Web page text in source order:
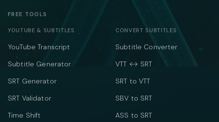
FREE TOOLS
YOUTUBE & SUBTITLES
YouTube Transcript
Subtitle Generator
SRT Generator
SRT Validator
Time Shift
CONVERT SUBTITLES
Subtitle Converter
VTT ↔ SRT
SRT to VTT
SBV to SRT
ASS to SRT